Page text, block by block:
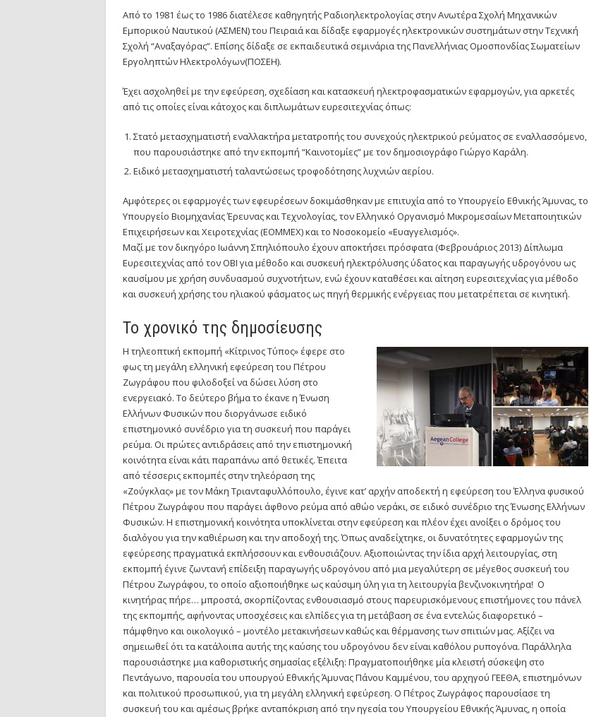
Από το 1981 έως το 1986 διατέλεσε καθηγητής Ραδιοηλεκτρολογίας στην Ανωτέρα Σχολή Μηχανικών
Εμπορικού Ναυτικού (ΑΣΜΕΝ) του Πειραιά και δίδαξε εφαρμογές ηλεκτρονικών συστημάτων στην Τεχνική
Σχολή “Αναξαγόρας”. Επίσης δίδαξε σε εκπαιδευτικά σεμινάρια της Πανελλήνιας Ομοσπονδίας Σωματείων
Εργοληπτών Ηλεκτρολόγων(ΠΟΣΕΗ).
Έχει ασχοληθεί με την εφεύρεση, σχεδίαση και κατασκευή ηλεκτροφασματικών εφαρμογών, για αρκετές
από τις οποίες είναι κάτοχος και διπλωμάτων ευρεσιτεχνίας όπως:
Στατό μετασχηματιστή εναλλακτήρα μετατροπής του συνεχούς ηλεκτρικού ρεύματος σε εναλλασσόμενο,
που παρουσιάστηκε από την εκπομπή “Καινοτομίες” με τον δημοσιογράφο Γιώργο Καράλη.
Ειδικό μετασχηματιστή ταλαντώσεως τροφοδότησης λυχνιών αερίου.
Aμφότερες οι εφαρμογές των εφευρέσεων δοκιμάσθηκαν με επιτυχία από το Υπουργείο Εθνικής Άμυνας, το
Υπουργείο Βιομηχανίας Έρευνας και Τεχνολογίας, τον Ελληνικό Οργανισμό Μικρομεσαίων Μεταποιητικών
Επιχειρήσεων και Χειροτεχνίας (ΕΟΜΜΕΧ) και το Νοσοκομείο «Ευαγγελισμός».
Μαζί με τον δικηγόρο Ιωάννη Σπηλιόπουλο έχουν αποκτήσει πρόσφατα (Φεβρουάριος 2013) Δίπλωμα
Ευρεσιτεχνίας από τον ΟΒΙ για μέθοδο και συσκευή ηλεκτρόλυσης ύδατος και παραγωγής υδρογόνου ως
καυσίμου με χρήση συνδυασμού συχνοτήτων, ενώ έχουν καταθέσει και αίτηση ευρεσιτεχνίας για μέθοδο
και συσκευή χρήσης του ηλιακού φάσματος ως πηγή θερμικής ενέργειας που μετατρέπεται σε κινητική.
Το χρονικό της δημοσίευσης
Η τηλεοπτική εκπομπή «Κίτρινος Τύπος» έφερε στο
φως τη μεγάλη ελληνική εφεύρεση του Πέτρου
Ζωγράφου που φιλοδοξεί να δώσει λύση στο
ενεργειακό. Το δεύτερο βήμα το έκανε η Ένωση
Ελλήνων Φυσικών που διοργάνωσε ειδικό
επιστημονικό συνέδριο για τη συσκευή που παράγει
ρεύμα. Οι πρώτες αντιδράσεις από την επιστημονική
κοινότητα είναι κάτι παραπάνω από θετικές. Έπειτα
από τέσσερις εκπομπές στην τηλεόραση της
«Ζούγκλας» με τον Μάκη Τριανταφυλλόπουλο, έγινε κατ’ αρχήν αποδεκτή η εφεύρεση του Έλληνα φυσικού
Πέτρου Ζωγράφου που παράγει άφθονο ρεύμα από αθώο νεράκι, σε ειδικό συνέδριο της Ένωσης Ελλήνων
Φυσικών. Η επιστημονική κοινότητα υποκλίνεται στην εφεύρεση και πλέον έχει ανοίξει ο δρόμος του
διαλόγου για την καθιέρωση και την αποδοχή της. Όπως αναδείχτηκε, οι δυνατότητες εφαρμογών της
εφεύρεσης πραγματικά εκπλήσσουν και ενθουσιάζουν. Αξιοποιώντας την ίδια αρχή λειτουργίας, στη
εκπομπή έγινε ζωντανή επίδειξη παραγωγής υδρογόνου από μια μεγαλύτερη σε μέγεθος συσκευή του
Πέτρου Ζωγράφου, το οποίο αξιοποιήθηκε ως καύσιμη ύλη για τη λειτουργία βενζινοκινητήρα! Ο
κινητήρας πήρε… μπροστά, σκορπίζοντας ενθουσιασμό στους παρευρισκόμενους επιστήμονες του πάνελ
της εκπομπής, αφήνοντας υποσχέσεις και ελπίδες για τη μετάβαση σε ένα εντελώς διαφορετικό –
πάμφθηνο και οικολογικό – μοντέλο μετακινήσεων καθώς και θέρμανσης των σπιτιών μας. Αξίζει να
σημειωθεί ότι τα κατάλοιπα αυτής της καύσης του υδρογόνου δεν είναι καθόλου ρυπογόνα. Παράλληλα
παρουσιάστηκε μια καθοριστικής σημασίας εξέλιξη: Πραγματοποιήθηκε μία κλειστή σύσκεψη στο
Πεντάγωνο, παρουσία του υπουργού Εθνικής Άμυνας Πάνου Καμμένου, του αρχηγού ΓΕΕΘΑ, επιστημόνων
και πολιτικού προσωπικού, για τη μεγάλη ελληνική εφεύρεση. Ο Πέτρος Ζωγράφος παρουσίασε τη
συσκευή του και αμέσως βρήκε ανταπόκριση από την ηγεσία του Υπουργείου Εθνικής Άμυνας, η οποία